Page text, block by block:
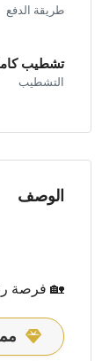
طريقة الدفع
تشطيب
التشطيب
الوصف
🏡 فرصة رائعة للبيع